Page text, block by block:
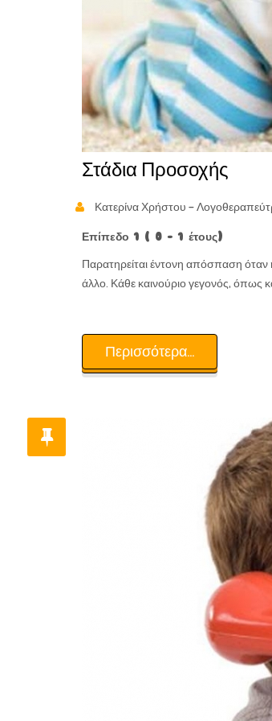
Στάδια Προσοχής
Κατερίνα Χρήστου -
Επίπεδο 1 ( 0 – 1 έτους)
Παρατηρείται έντονη απόσπαση όταν
άλλο. Κάθε καινούριο γεγονός, όπως
Περισσότερα...